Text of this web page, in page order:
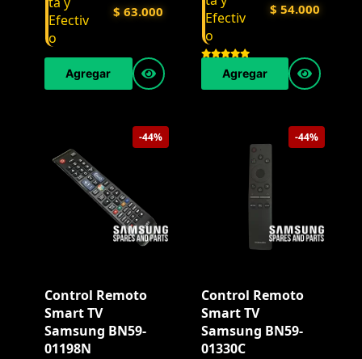
$ 63.000
Agregar
$ 54.000
Agregar
-44%
Control Remoto
Smart TV
Samsung BN59-
01198N
-44%
Control Remoto
Smart TV
Samsung BN59-
01330C